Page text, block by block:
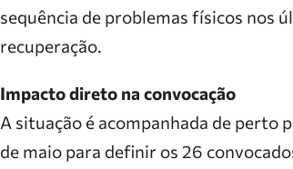
sequência de problemas físicos nos
recuperação.
Impacto direto na convocação
A situação é acompanhada de perto
de maio para definir os 26